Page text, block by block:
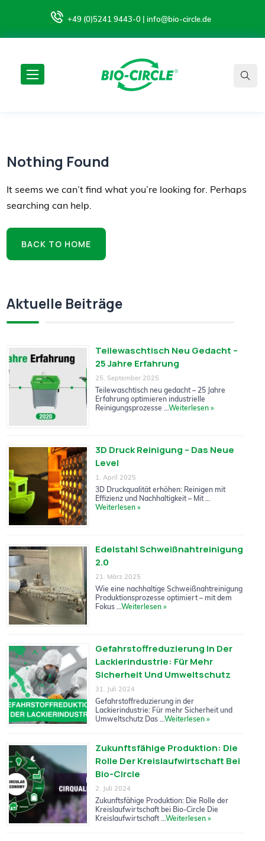
+49 (0)5241 9443-0 | info@bio-circle.de
Nothing Found
It seems we can’t find what you’re looking for. Perhaps
searching can help.
BACK TO HOME
Aktuelle Beiträge
Teilewaschtisch Neu Gedacht –
25 Jahre Erfahrung
25. September 2025
Teilewaschtisch neu gedacht – 25 Jahre
Erfahrung optimieren industrielle
Reinigungsprozesse …Weiterlesen »
3D Druck Reinigung – Das Neue
Level
1. April 2025
3D Druckqualität erhöhen: Reinigen mit
Effizienz und Nachhaltigkeit – Mit …
Weiterlesen »
Edelstahl Schweißnahtreinigung
2.0
21. März 2025
Wie eine nachhaltige Schweißnahtreinigung
Produktionsprozesse optimiert – mit dem
Fokus …Weiterlesen »
Gefahrstoffreduzierung In Der
Lackierindustrie: Für Mehr
Sicherheit Und Umweltschutz
31. Juli 2024
Gefahrstoffreduzierung in der
Lackierindustrie: Für mehr Sicherheit und
Umweltschutz Das …Weiterlesen »
Zukunftsfähige Produktion: Die
Rolle Der Kreislaufwirtschaft Bei
Bio-Circle
2. Juli 2024
Zukunftsfähige Produktion: Die Rolle der
Kreislaufwirtschaft bei Bio-Circle Die
Kreislaufwirtschaft …Weiterlesen »